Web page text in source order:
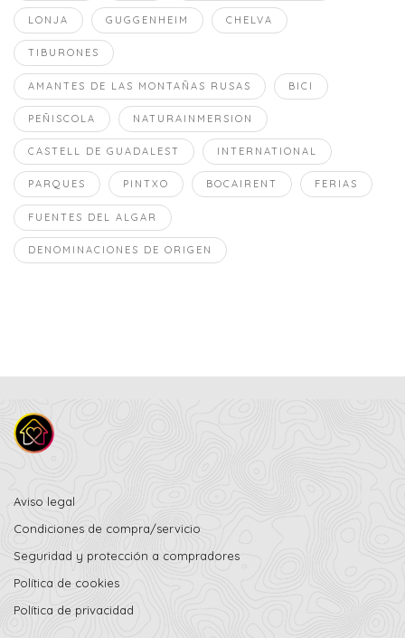
LONJA GUGGENHEIM CHELVA
TIBURONES
AMANTES DE LAS MONTAÑAS RUSAS BICI
PEÑISCOLA NATURAINMERSION
CASTELL DE GUADALEST INTERNATIONAL
PARQUES PINTXO BOCAIRENT FERIAS
FUENTES DEL ALGAR
DENOMINACIONES DE ORIGEN
Aviso legal
Condiciones de compra/servicio
Seguridad y protección a compradores
Política de cookies
Política de privacidad